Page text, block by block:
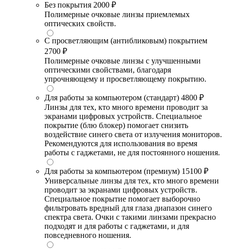
Без покрытия 2000 ₽
Полимерные очковые линзы приемлемых
оптических свойств.
С просветляющим (антибликовым) покрытием
2700 ₽
Полимерные очковые линзы с улучшенными
оптическими свойствами, благодаря
упрочняющему и просветляющему покрытию.
Для работы за компьютером (стандарт) 4800 ₽
Линзы для тех, кто много времени проводит за
экранами цифровых устройств. Специальное
покрытие (блю блокер) помогает снизить
воздействие синего света от излучения мониторов.
Рекомендуются для использования во время
работы с гаджетами, не для постоянного ношения.
Для работы за компьютером (премиум) 15100 ₽
Универсальные линзы для тех, кто много времени
проводит за экранами цифровых устройств.
Специальное покрытие помогает выборочно
фильтровать вредный для глаза диапазон синего
спектра света. Очки с такими линзами прекрасно
подходят и для работы с гаджетами, и для
повседневного ношения.